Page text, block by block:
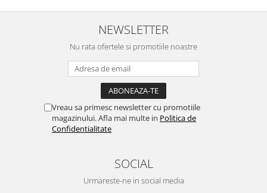
NEWSLETTER
Nu rata ofertele si promotiile noastre
Vreau sa primesc newsletter cu promotiile
magazinului. Afla mai multe in Politica de
Confidentialitate
SOCIAL
Urmareste-ne in social media